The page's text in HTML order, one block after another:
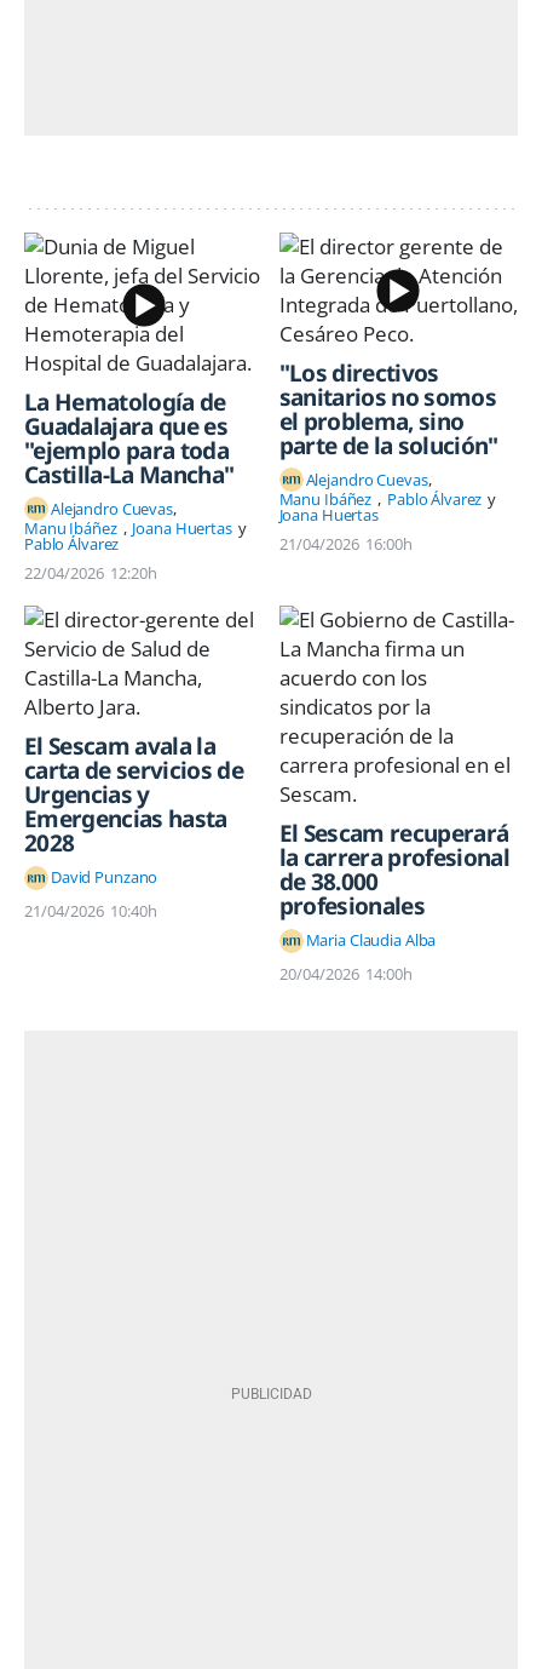
La Hematología de
Guadalajara que es
"ejemplo para toda
Castilla-La Mancha"
Alejandro Cuevas
Manu Ibáñez
Joana Huertas
Pablo Álvarez
22/04/2026 12:20h
"Los directivos
sanitarios no somos
el problema, sino
parte de la solución"
Alejandro Cuevas
Manu Ibáñez
Pablo Álvarez
Joana Huertas
21/04/2026 16:00h
El Sescam avala la
carta de servicios de
Urgencias y
Emergencias hasta
2028
David Punzano
21/04/2026 10:40h
El Sescam recuperará
la carrera profesional
de 38.000
profesionales
Maria Claudia Alba
20/04/2026 14:00h